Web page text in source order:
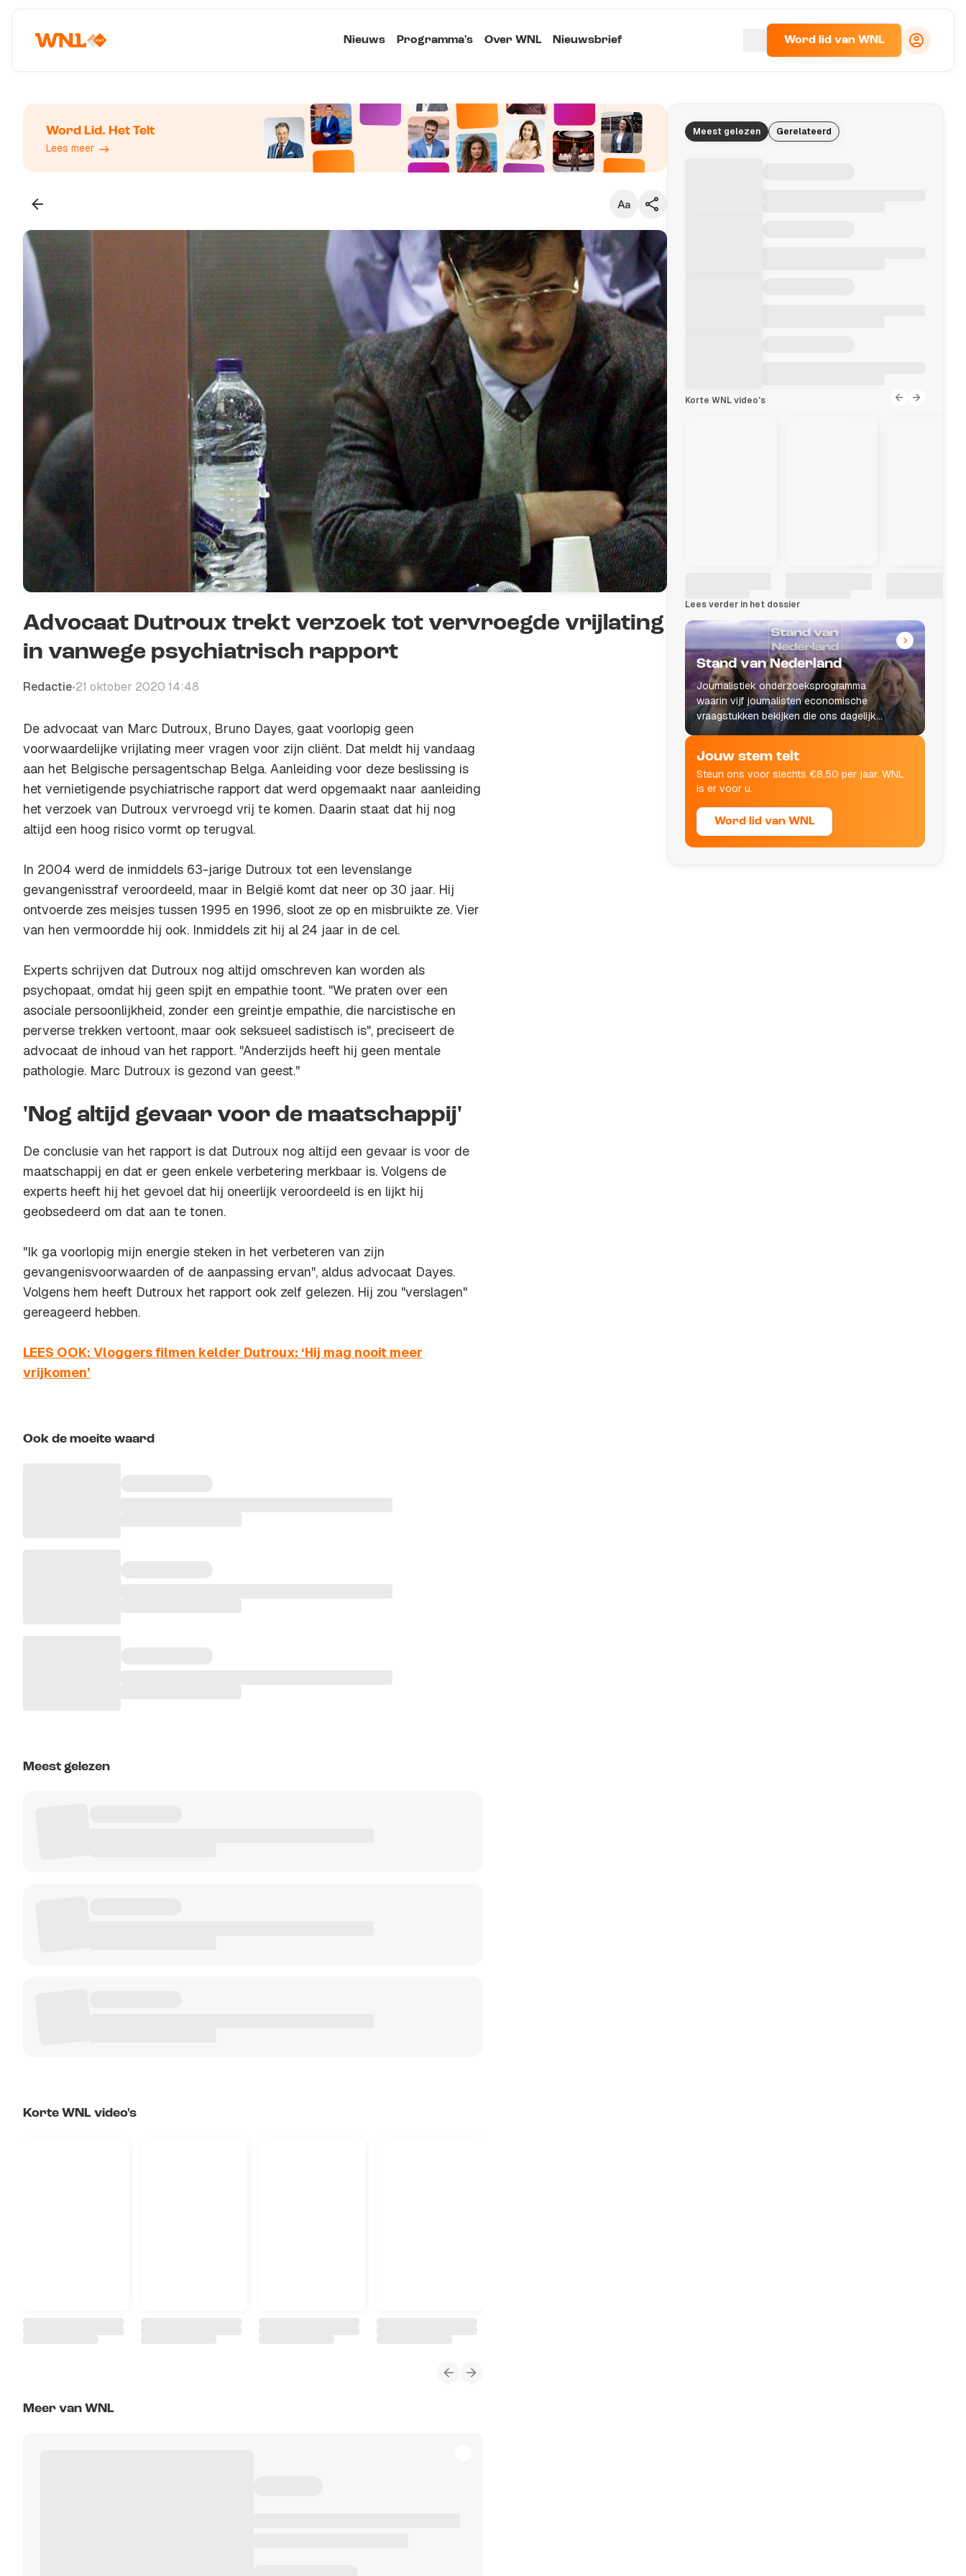
Nieuws Programma's Over WNL Nieuwsbrief Word lid van WNL
Word Lid. Het Telt
Lees meer
Klein
Standaard
Groot
Kopieer link
Advocaat Dutroux trekt verzoek tot vervroegde vrijlating
in vanwege psychiatrisch rapport
Redactie•21 oktober 2020 14:48
De advocaat van Marc Dutroux, Bruno Dayes, gaat voorlopig geen
voorwaardelijke vrijlating meer vragen voor zijn cliënt. Dat meldt hij vandaag
aan het Belgische persagentschap Belga. Aanleiding voor deze beslissing is
het vernietigende psychiatrische rapport dat werd opgemaakt naar aanleiding
het verzoek van Dutroux vervroegd vrij te komen. Daarin staat dat hij nog
altijd een hoog risico vormt op terugval.
In 2004 werd de inmiddels 63-jarige Dutroux tot een levenslange
gevangenisstraf veroordeeld, maar in België komt dat neer op 30 jaar. Hij
ontvoerde zes meisjes tussen 1995 en 1996, sloot ze op en misbruikte ze. Vier
van hen vermoordde hij ook. Inmiddels zit hij al 24 jaar in de cel.
Experts schrijven dat Dutroux nog altijd omschreven kan worden als
psychopaat, omdat hij geen spijt en empathie toont. "We praten over een
asociale persoonlijkheid, zonder een greintje empathie, die narcistische en
perverse trekken vertoont, maar ook seksueel sadistisch is", preciseert de
advocaat de inhoud van het rapport. "Anderzijds heeft hij geen mentale
pathologie. Marc Dutroux is gezond van geest."
'Nog altijd gevaar voor de maatschappij'
De conclusie van het rapport is dat Dutroux nog altijd een gevaar is voor de
maatschappij en dat er geen enkele verbetering merkbaar is. Volgens de
experts heeft hij het gevoel dat hij oneerlijk veroordeeld is en lijkt hij
geobsedeerd om dat aan te tonen.
"Ik ga voorlopig mijn energie steken in het verbeteren van zijn
gevangenisvoorwaarden of de aanpassing ervan", aldus advocaat Dayes.
Volgens hem heeft Dutroux het rapport ook zelf gelezen. Hij zou "verslagen"
gereageerd hebben.
LEES OOK: Vloggers filmen kelder Dutroux: ‘Hij mag nooit meer
vrijkomen’
Ook de moeite waard
Meest gelezen
Korte WNL video's
Meer van WNL
Meest gelezen Gerelateerd
Korte WNL video's
Lees verder in het dossier
Stand van Nederland
Journalistiek onderzoeksprogramma
waarin vijf journalisten economische
vraagstukken bekijken die ons dagelijks
leven raken.
Jouw stem telt
Steun ons voor slechts €8,50 per jaar. WNL
is er voor u.
Word lid van WNL